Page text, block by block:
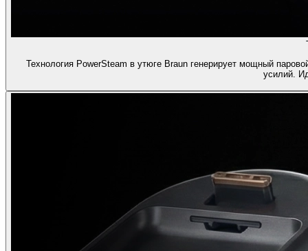
Технология PowerSteam в утюге Braun генерирует мощный
усилий.